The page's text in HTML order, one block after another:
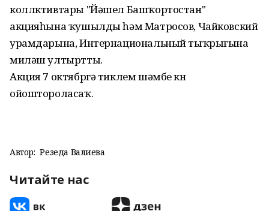
коллктивтары "Йәшел Башҡортостан"
акцияһына ҡушылды һәм Матросов, Чайковский
урамдарына, Интернациональный тыҡрығына
миләш ултыртты.
Акция 7 октябргә тиклем шәмбе көнө
ойоштороласаҡ.
Автор: Резеда Валиева
Читайте нас